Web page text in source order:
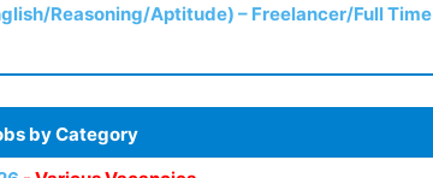
Reasoning/Aptitude) – Freelancer/Full Time
by Category